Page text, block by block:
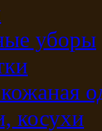
уборы
косухи